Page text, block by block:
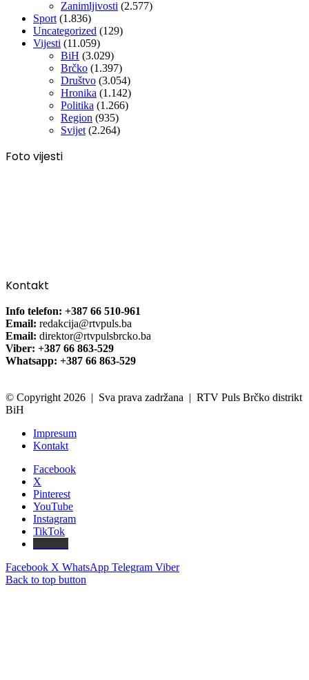
Zanimljivosti (2.577)
Sport (1.836)
Uncategorized (129)
Vijesti (11.059)
BiH (3.029)
Brčko (1.397)
Društvo (3.054)
Hronika (1.142)
Politika (1.266)
Region (935)
Svijet (2.264)
Foto vijesti
Kontakt
Info telefon: +387 66 510-961
Email: redakcija@rtvpuls.ba
Email: direktor@rtvpulsbrcko.ba
Viber: +387 66 863-529
Whatsapp: +387 66 863-529
© Copyright 2026 | Sva prava zadržana | RTV Puls Brčko distrikt
BiH
Impresum
Kontakt
Facebook
X
Pinterest
YouTube
Instagram
TikTok
Facebook X WhatsApp Telegram Viber
Back to top button